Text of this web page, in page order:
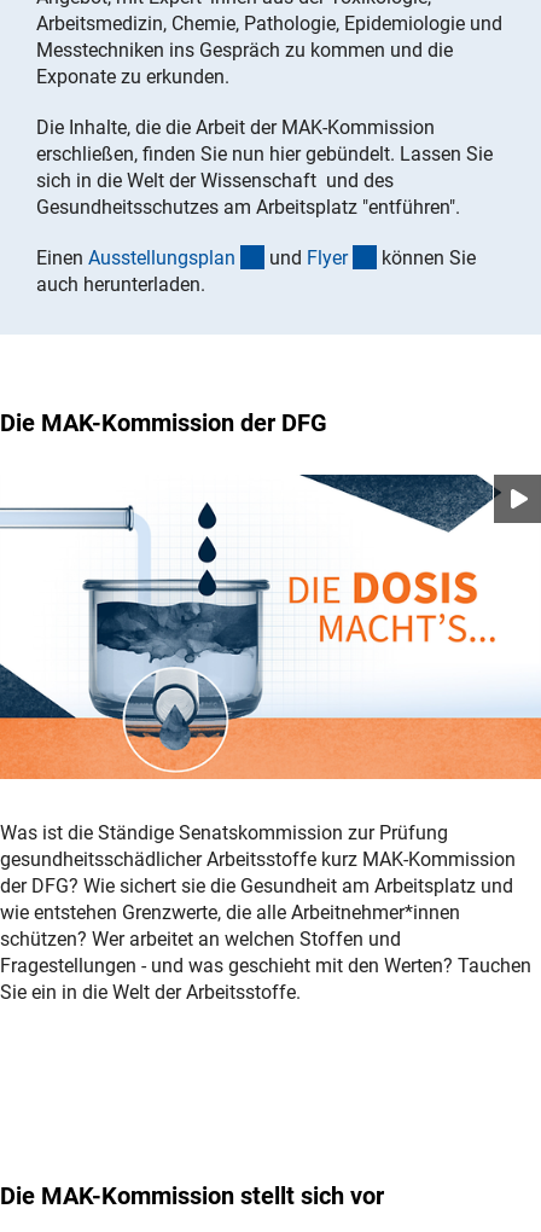
Arbeitsmedizin, Chemie, Pathologie, Epidemiologie und
Messtechniken ins Gespräch zu kommen und die
Exponate zu erkunden.
Die Inhalte, die die Arbeit der MAK-Kommission
erschließen, finden Sie nun hier gebündelt. Lassen Sie
sich in die Welt der Wissenschaft und des
Gesundheitsschutzes am Arbeitsplatz "entführen".
Einen Ausstellungsplan (Download)
und Flyer (Download)
können Sie
auch herunterladen.
Die MAK-Kommission der DFG
Was ist die Ständige Senatskommission zur Prüfung
gesundheitsschädlicher Arbeitsstoffe kurz MAK-Kommission
der DFG? Wie sichert sie die Gesundheit am Arbeitsplatz und
wie entstehen Grenzwerte, die alle Arbeitnehmer*innen
schützen? Wer arbeitet an welchen Stoffen und
Fragestellungen - und was geschieht mit den Werten? Tauchen
Sie ein in die Welt der Arbeitsstoffe.
Die MAK-Kommission stellt sich vor